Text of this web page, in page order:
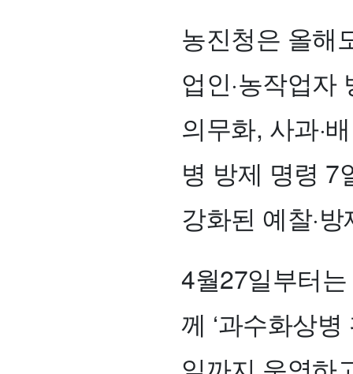
농진청은 올해
업인·농작업
의무화, 사과·
병 방제 명령 7
강화된 예찰·
4월27일부터
께 ‘과수화상